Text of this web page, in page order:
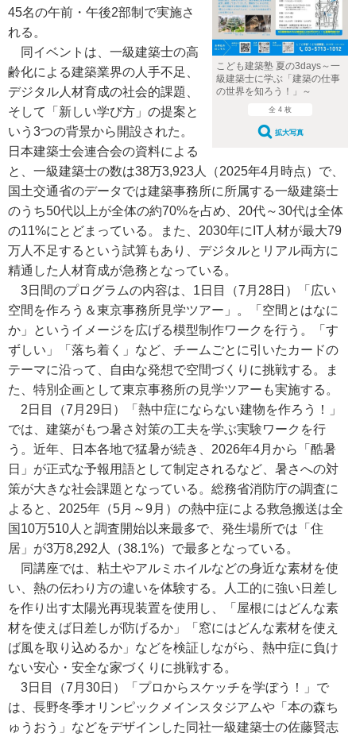
こども建築塾 夏の3days～一
級建築士に学ぶ「建築の仕事
の世界を知ろう！」～
全 4 枚
拡大写真
45名の午前・午後2部制で実施さ
れる。
同イベントは、一級建築士の高
齢化による建築業界の人手不足、
デジタル人材育成の社会的課題、
そして「新しい学び方」の提案と
いう3つの背景から開設された。
日本建築士会連合会の資料による
と、一級建築士の数は38万3,923人（2025年4月時点）で、
国土交通省のデータでは建築事務所に所属する一級建築士
のうち50代以上が全体の約70%を占め、20代～30代は全体
の11%にとどまっている。また、2030年にIT人材が最大79
万人不足するという試算もあり、デジタルとリアル両方に
精通した人材育成が急務となっている。
3日間のプログラムの内容は、1日目（7月28日）「広い
空間を作ろう＆東京事務所見学ツアー」。「空間とはなに
か」というイメージを広げる模型制作ワークを行う。「す
ずしい」「落ち着く」など、チームごとに引いたカードの
テーマに沿って、自由な発想で空間づくりに挑戦する。ま
た、特別企画として東京事務所の見学ツアーも実施する。
2日目（7月29日）「熱中症にならない建物を作ろう！」
では、建築がもつ暑さ対策の工夫を学ぶ実験ワークを行
う。近年、日本各地で猛暑が続き、2026年4月から「酷暑
日」が正式な予報用語として制定されるなど、暑さへの対
策が大きな社会課題となっている。総務省消防庁の調査に
よると、2025年（5月～9月）の熱中症による救急搬送は全
国10万510人と調査開始以来最多で、発生場所では「住
居」が3万8,292人（38.1%）で最多となっている。
同講座では、粘土やアルミホイルなどの身近な素材を使
い、熱の伝わり方の違いを体験する。人工的に強い日差し
を作り出す太陽光再現装置を使用し、「屋根にはどんな素
材を使えば日差しが防げるか」「窓にはどんな素材を使え
ば風を取り込めるか」などを検証しながら、熱中症に負け
ない安心・安全な家づくりに挑戦する。
3日目（7月30日）「プロからスケッチを学ぼう！」で
は、長野冬季オリンピックメインスタジアムや「本の森ち
ゅうおう」などをデザインした同社一級建築士の佐藤賢志